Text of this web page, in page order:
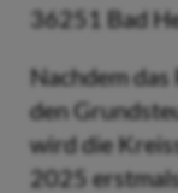
36251 Bad
Nachdem
den
wird die
2025